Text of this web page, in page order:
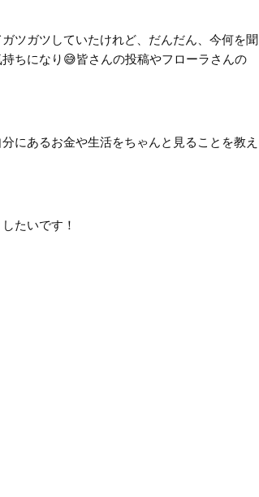
ツガツしていたけれど、だんだん、今何を聞
ちになり😅皆さんの投稿やフローラさんの
にあるお金や生活をちゃんと見ることを教え
たいです！